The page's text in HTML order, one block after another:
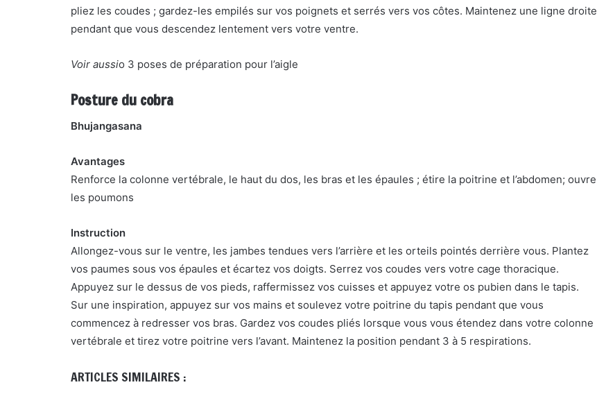
pliez les coudes ; gardez-les empilés sur vos poignets et serrés vers vos côtes. Maintenez une ligne droite
pendant que vous descendez lentement vers votre ventre.
Voir aussio 3 poses de préparation pour l’aigle
Posture du cobra
Bhujangasana
Avantages
Renforce la colonne vertébrale, le haut du dos, les bras et les épaules ; étire la poitrine et l’abdomen; ouvre
les poumons
Instruction
Allongez-vous sur le ventre, les jambes tendues vers l’arrière et les orteils pointés derrière vous. Plantez
vos paumes sous vos épaules et écartez vos doigts. Serrez vos coudes vers votre cage thoracique.
Appuyez sur le dessus de vos pieds, raffermissez vos cuisses et appuyez votre os pubien dans le tapis.
Sur une inspiration, appuyez sur vos mains et soulevez votre poitrine du tapis pendant que vous
commencez à redresser vos bras. Gardez vos coudes pliés lorsque vous vous étendez dans votre colonne
vertébrale et tirez votre poitrine vers l’avant. Maintenez la position pendant 3 à 5 respirations.
ARTICLES SIMILAIRES :